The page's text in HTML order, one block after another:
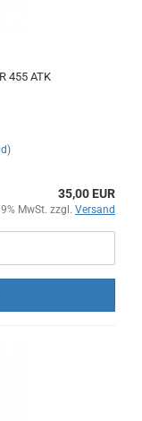
455 ATK
35,00 EUR
MwSt. zzgl. Versand